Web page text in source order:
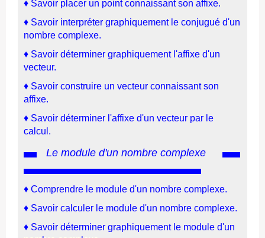
♦ Savoir placer un point connaissant son affixe.
♦ Savoir interpréter graphiquement le conjugué d'un
nombre complexe.
♦ Savoir déterminer graphiquement l'affixe d'un
vecteur.
♦ Savoir construire un vecteur connaissant son
affixe.
♦ Savoir déterminer l'affixe d'un vecteur par le
calcul.
Le module d'un nombre complexe
♦ Comprendre le module d'un nombre complexe.
♦ Savoir calculer le module d'un nombre complexe.
♦ Savoir déterminer graphiquement le module d'un